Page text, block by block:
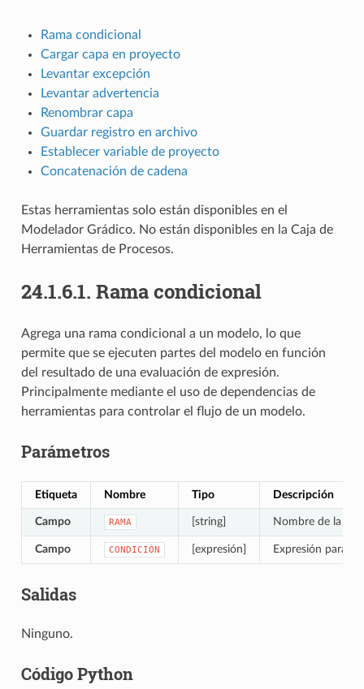
Rama condicional
Cargar capa en proyecto
Levantar excepción
Levantar advertencia
Renombrar capa
Guardar registro en archivo
Establecer variable de proyecto
Concatenación de cadena
Estas herramientas solo están disponibles en el
Modelador Grádico. No están disponibles en la Caja de
Herramientas de Procesos.
24.1.6.1. Rama condicional
Agrega una rama condicional a un modelo, lo que
permite que se ejecuten partes del modelo en función
del resultado de una evaluación de expresión.
Principalmente mediante el uso de dependencias de
herramientas para controlar el flujo de un modelo.
Parámetros
Etiqueta Nombre Tipo Descripción
Campo RAMA [string] Nombre de la
Campo CONDICIÓN [expresión] Expresión para
Salidas
Ninguno.
Código Python